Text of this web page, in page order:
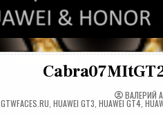
ВАЛЕРИЙ
ОПУБЛИКОВАНО
В
GTWFACES.RU ,HUAWEI GT3 ,HUAWEI GT4 ,